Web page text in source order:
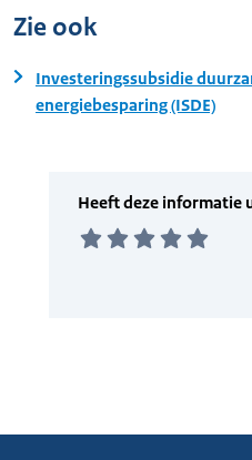
Zie ook
Investeringssubsidie
energiebesparing (ISDE)